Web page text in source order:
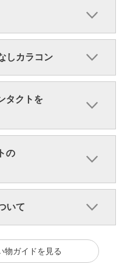
しカラコン
タクトを
の
いて
物ガイドを見る